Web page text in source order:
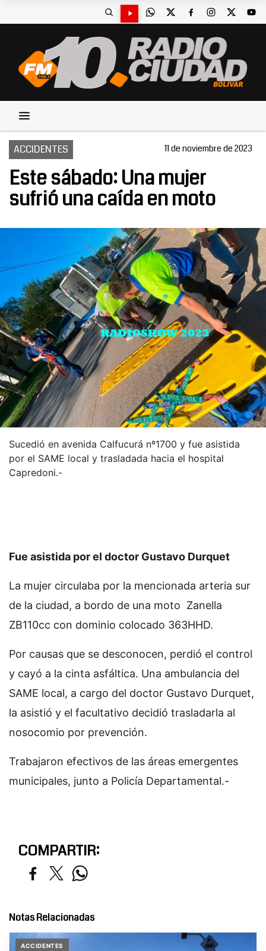
ACCIDENTES 11 de noviembre de 2023
Este sábado: Una mujer
sufrió una caída en moto
Sucedió en avenida Calfucurá nº1700 y fue asistida
por el SAME local y trasladada hacia el hospital
Capredoni.-
Fue asistida por el doctor Gustavo Durquet
La mujer circulaba por la mencionada arteria sur
de la ciudad, a bordo de una moto Zanella
ZB110cc con dominio colocado 363HHD.
Por causas que se desconocen, perdió el control
y cayó a la cinta asfáltica. Una ambulancia del
SAME local, a cargo del doctor Gustavo Durquet,
la asistió y el facultativo decidió trasladarla al
nosocomio por prevención.
Trabajaron efectivos de las áreas emergentes
municipales, junto a Policía Departamental.-
COMPARTIR:
Notas Relacionadas
ACCIDENTES